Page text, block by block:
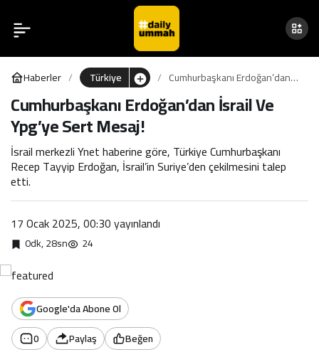
Haberler Türkiye
Cumhurbaşkanı Erdoğan’dan
İsrail Ve Ypg’ye Sert Mesaj!
Cumhurbaşkanı Erdoğan’dan İsrail Ve
Ypg’ye Sert Mesaj!
İsrail merkezli Ynet haberine göre, Türkiye Cumhurbaşkanı
Recep Tayyip Erdoğan, İsrail’in Suriye’den çekilmesini talep
etti.
17 Ocak 2025, 00:30yayınlandı
0dk, 28sn 24
Google'da Abone Ol
0
Paylaş Beğen
Cumhurbaşkanı
Erdoğan’dan İsrail Ve
Ypg’ye Sert Mesaj!
0